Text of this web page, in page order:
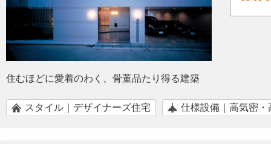
住むほどに愛着のわく、骨董品たり得る建築
スタイル｜デザイナーズ住宅 仕様設備｜高気密・